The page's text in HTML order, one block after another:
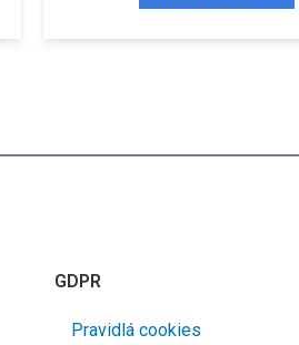
GDPR
Pravidlá cookies